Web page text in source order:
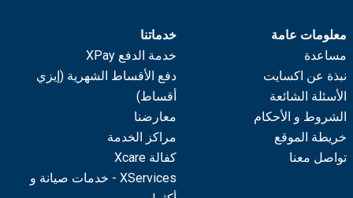
معلومات عامة
مساعدة
نبذة عن اكسايت
الأسئلة الشائعة
الشروط و الأحكام
خريطة الموقع
تواصل معنا
خدماتنا
خدمة الدفع XPay
دفع الأقساط الشهرية (إيزي
أقساط)
معارضنا
مراكز الخدمة
كفالة Xcare
XServices - خدمات صيانة و